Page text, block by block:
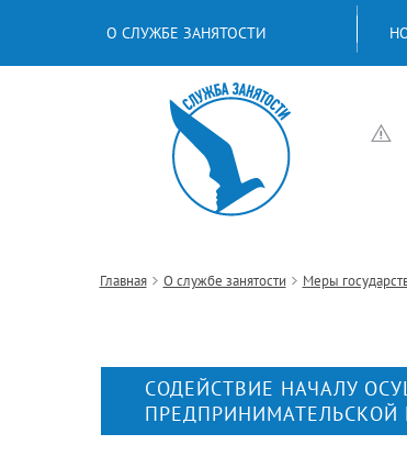
О СЛУЖБЕ ЗАНЯТОСТИ
Главная О службе занятости Меры
СОДЕЙСТВИЕ НАЧАЛУ